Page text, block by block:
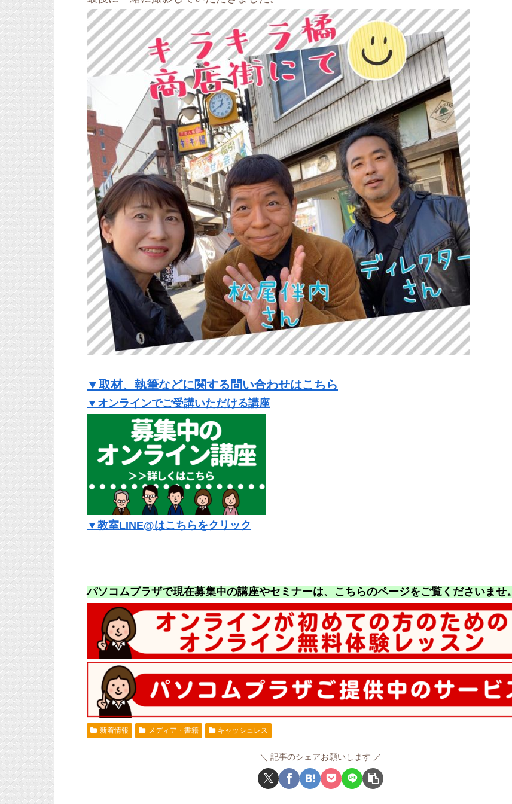
▼取材、執筆などに関する問い合わせはこちら
▼オンラインでご受講いただける講座
▼教室LINE@はこちらをクリック
パソコムプラザで現在募集中の講座やセミナーは、こちらのページをご覧くださいませ。
キャッシュレス
記事のシェアお願いします